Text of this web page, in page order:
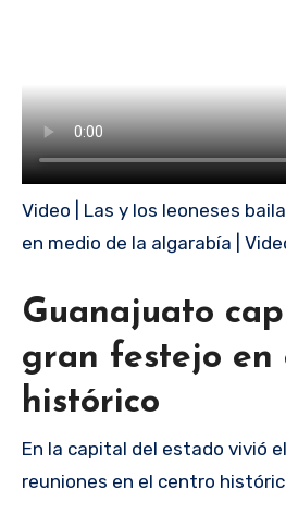
Video | Las y los leoneses
en medio de la algarabía |
Guanajuato
gran festejo en
histórico
En la capital del estado vivió
reuniones en el centro